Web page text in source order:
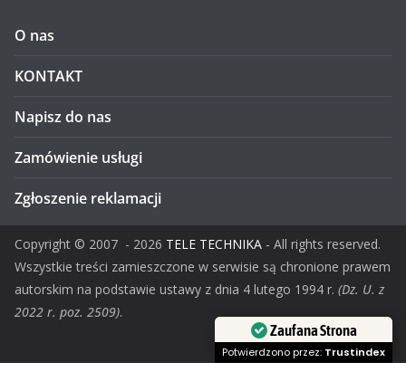
O nas
KONTAKT
Napisz do nas
Zamówienie usługi
Zgłoszenie reklamacji
Copyright © 2007 - 2026 TELE TECHNIKA - All rights reserved.
Wszystkie treści zamieszczone w serwisie są chronione prawem
autorskim na podstawie ustawy z dnia 4 lutego 1994 r. (Dz. U. z
2022 r. poz. 2509).
Zaufana Strona
Potwierdzono przez: Trustindex